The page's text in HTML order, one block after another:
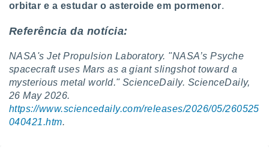
orbitar e a estudar o asteroide em pormenor.
Referência da notícia:
NASA's Jet Propulsion Laboratory. "NASA’s Psyche
spacecraft uses Mars as a giant slingshot toward a
mysterious metal world." ScienceDaily. ScienceDaily,
26 May 2026.
https://www.sciencedaily.com/releases/2026/05/260525
040421.htm.